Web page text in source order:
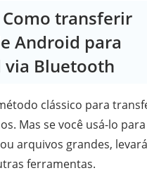
Como transferir
Android para
via Bluetooth
clássico para
Mas se você usá-lo
arquivos grandes,
ferramentas.